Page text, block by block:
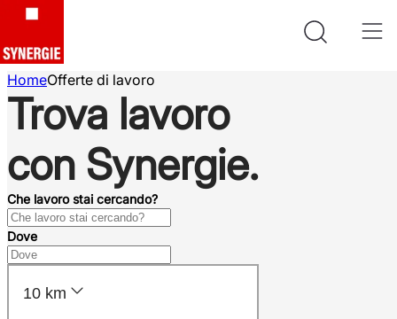
HomeOfferte di lavoro
Trova lavoro
con Synergie.
Che lavoro stai cercando?
Dove
10 km